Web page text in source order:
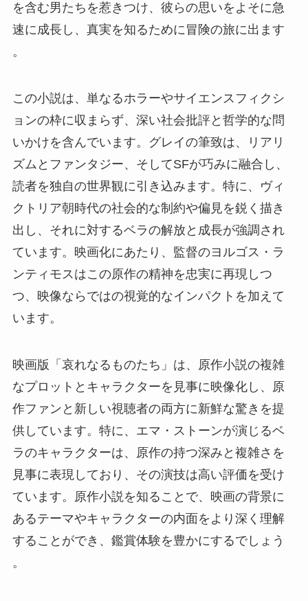
を含む男たちを惹きつけ、彼らの思いをよそに急
速に成長し、真実を知るために冒険の旅に出ます​​​​
。
この小説は、単なるホラーやサイエンスフィクシ
ョンの枠に収まらず、深い社会批評と哲学的な問
いかけを含んでいます。グレイの筆致は、リアリ
ズムとファンタジー、そしてSFが巧みに融合し、
読者を独自の世界観に引き込みます。特に、ヴィ
クトリア朝時代の社会的な制約や偏見を鋭く描き
出し、それに対するベラの解放と成長が強調され
ています。映画化にあたり、監督のヨルゴス・ラ
ンティモスはこの原作の精神を忠実に再現しつ
つ、映像ならではの視覚的なインパクトを加えて
います​​​​。
映画版「哀れなるものたち」は、原作小説の複雑
なプロットとキャラクターを見事に映像化し、原
作ファンと新しい視聴者の両方に新鮮な驚きを提
供しています。特に、エマ・ストーンが演じるベ
ラのキャラクターは、原作の持つ深みと複雑さを
見事に表現しており、その演技は高い評価を受け
ています。原作小説を知ることで、映画の背景に
あるテーマやキャラクターの内面をより深く理解
することができ、鑑賞体験を豊かにするでしょう​​​​
。